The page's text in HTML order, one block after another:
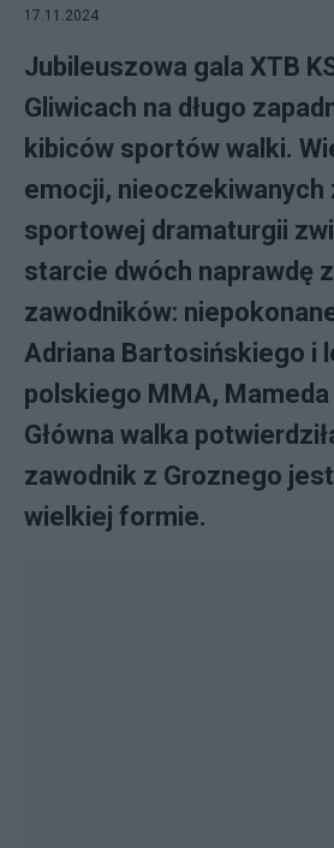
17.11.2024
Jubileuszowa gala XTB
Gliwicach na długo
kibiców sportów walki.
emocji, nieoczekiwanych
sportowej dramaturgii
starcie dwóch naprawdę
zawodników:
Adriana Bartosińskiego i
polskiego MMA, Mameda
Główna walka
zawodnik z Groznego
wielkiej formie.